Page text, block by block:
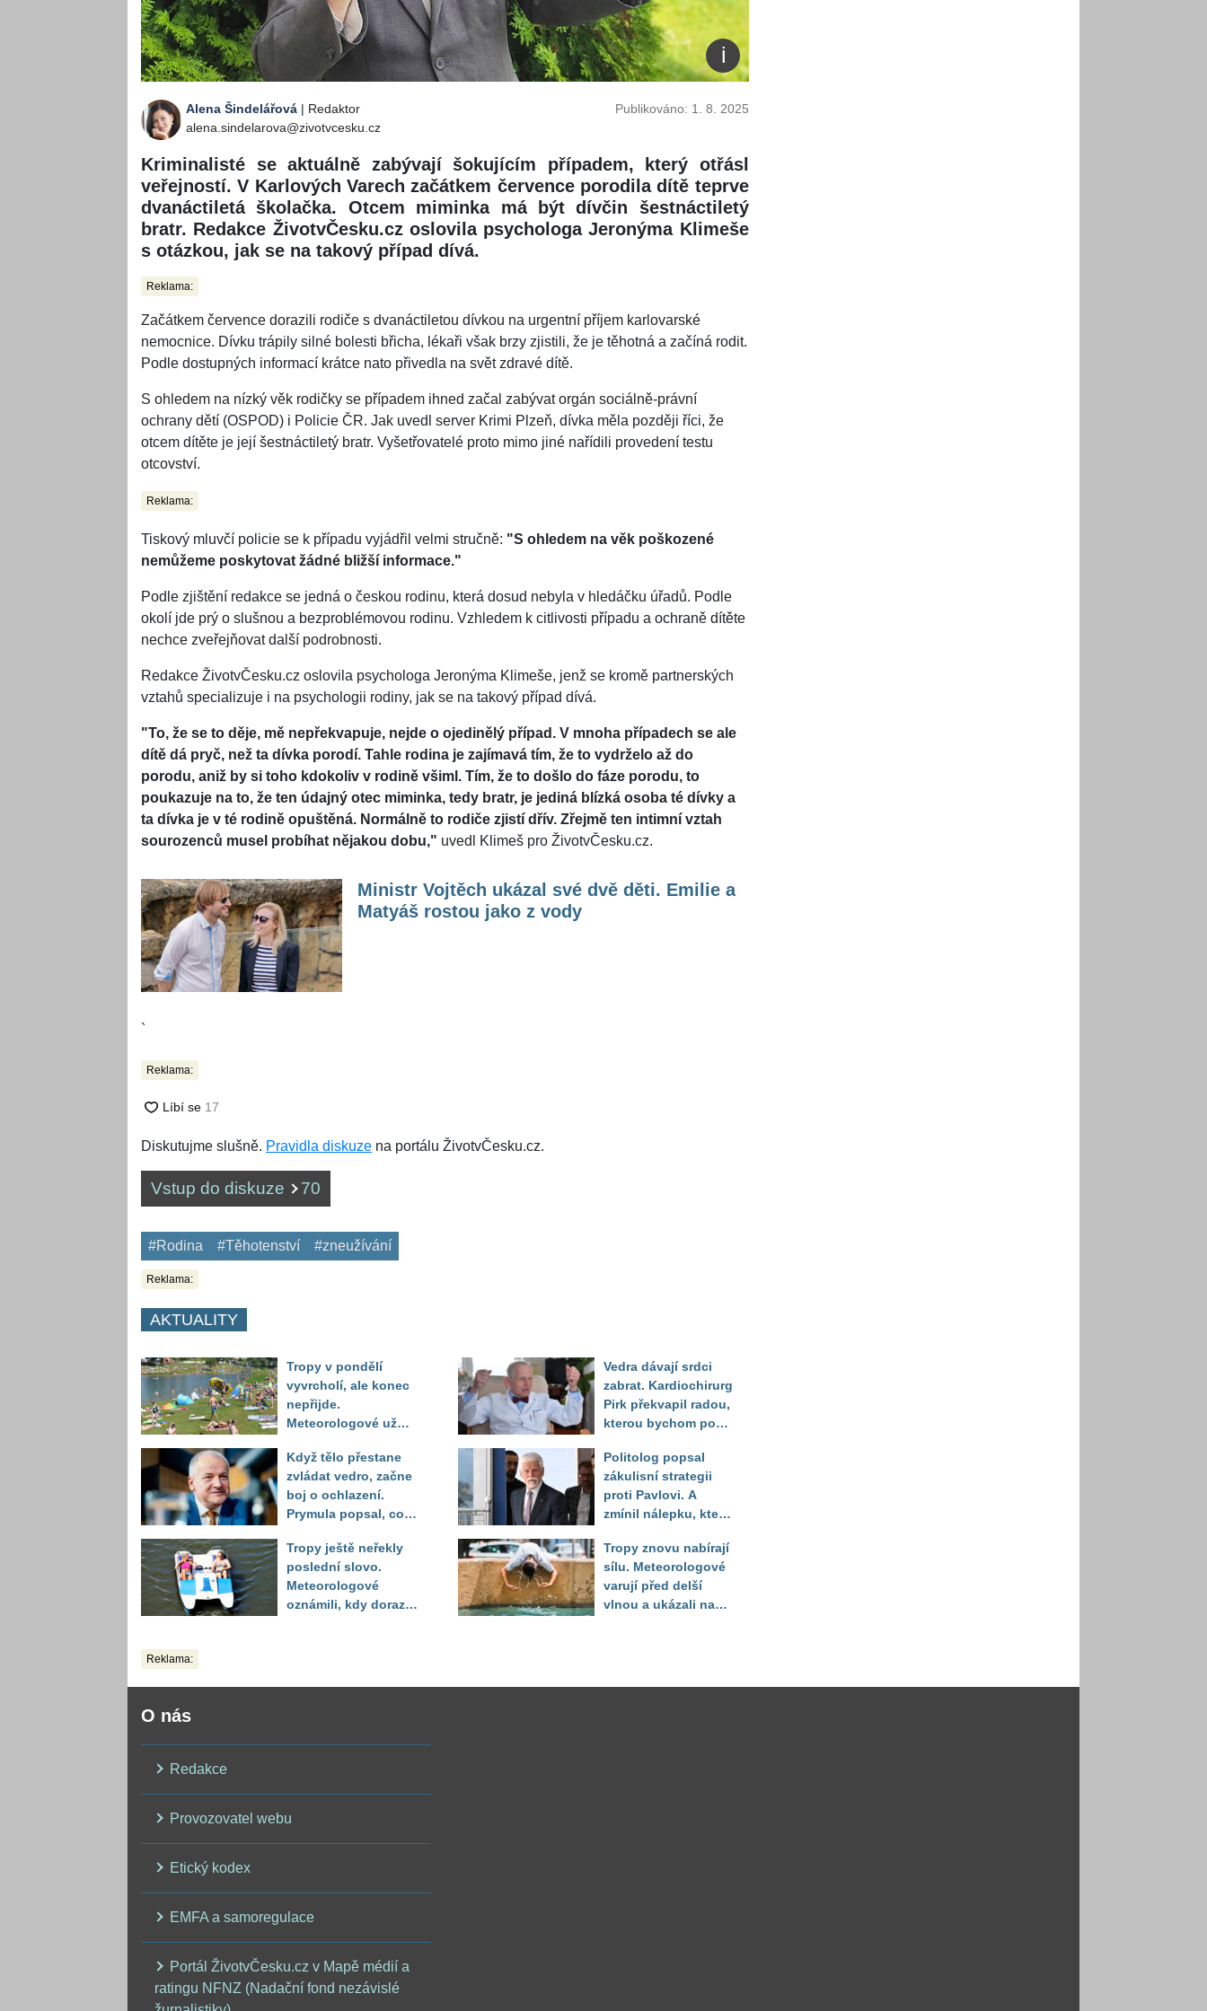
Alena Šindelářová | Redaktor
alena.sindelarova@zivotvcesku.cz
Publikováno: 1. 8. 2025
Kriminalisté se aktuálně zabývají šokujícím případem, který otřásl
veřejností. V Karlových Varech začátkem července porodila dítě teprve
dvanáctiletá školačka. Otcem miminka má být dívčin šestnáctiletý
bratr. Redakce ŽivotvČesku.cz oslovila psychologa Jeronýma Klimeše
s otázkou, jak se na takový případ dívá.
Reklama:
Začátkem července dorazili rodiče s dvanáctiletou dívkou na urgentní příjem karlovarské
nemocnice. Dívku trápily silné bolesti břicha, lékaři však brzy zjistili, že je těhotná a začíná rodit.
Podle dostupných informací krátce nato přivedla na svět zdravé dítě.
S ohledem na nízký věk rodičky se případem ihned začal zabývat orgán sociálně-právní
ochrany dětí (OSPOD) i Policie ČR. Jak uvedl server Krimi Plzeň, dívka měla později říci, že
otcem dítěte je její šestnáctiletý bratr. Vyšetřovatelé proto mimo jiné nařídili provedení testu
otcovství.
Reklama:
Tiskový mluvčí policie se k případu vyjádřil velmi stručně: "S ohledem na věk poškozené
nemůžeme poskytovat žádné bližší informace."
Podle zjištění redakce se jedná o českou rodinu, která dosud nebyla v hledáčku úřadů. Podle
okolí jde prý o slušnou a bezproblémovou rodinu. Vzhledem k citlivosti případu a ochraně dítěte
nechce zveřejňovat další podrobnosti.
Redakce ŽivotvČesku.cz oslovila psychologa Jeronýma Klimeše, jenž se kromě partnerských
vztahů specializuje i na psychologii rodiny, jak se na takový případ dívá.
"To, že se to děje, mě nepřekvapuje, nejde o ojedinělý případ. V mnoha případech se ale
dítě dá pryč, než ta dívka porodí. Tahle rodina je zajímavá tím, že to vydrželo až do
porodu, aniž by si toho kdokoliv v rodině všiml. Tím, že to došlo do fáze porodu, to
poukazuje na to, že ten údajný otec miminka, tedy bratr, je jediná blízká osoba té dívky a
ta dívka je v té rodině opuštěná. Normálně to rodiče zjistí dřív. Zřejmě ten intimní vztah
sourozenců musel probíhat nějakou dobu," uvedl Klimeš pro ŽivotvČesku.cz.
Ministr Vojtěch ukázal své dvě děti. Emilie a
Matyáš rostou jako z vody
`
Reklama:
Diskutujme slušně. Pravidla diskuze na portálu ŽivotvČesku.cz.
Vstup do diskuze 70
#Rodina #Těhotenství #zneužívání
Reklama:
AKTUALITY
Tropy v pondělí
vyvrcholí, ale konec
nepřijde.
Meteorologové už
horka
Když tělo přestane
zvládat vedro, začne
boj o ochlazení.
Prymula popsal, co
kolapsem
Tropy ještě neřekly
poslední slovo.
Meteorologové
oznámili, kdy dorazí
Vedra dávají srdci
zabrat. Kardiochirurg
Pirk překvapil radou,
kterou bychom podle
zvířat
Politolog popsal
zákulisní strategii
proti Pavlovi. A
zmínil nálepku, která
volbou uškodit
Tropy znovu nabírají
sílu. Meteorologové
varují před delší
vlnou a ukázali na
Reklama:
O nás
Redakce
Provozovatel webu
Etický kodex
EMFA a samoregulace
Portál ŽivotvČesku.cz v Mapě médií a
ratingu NFNZ (Nadační fond nezávislé